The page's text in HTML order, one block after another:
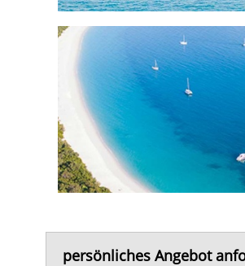
persönliches Angebot